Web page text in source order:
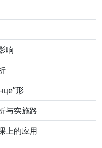
响
形
与实施路
上的应用